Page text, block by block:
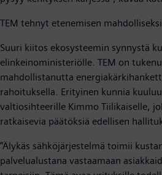
TEM tehnyt etenemisen mahdolliseksi
Suuri kiitos ekosysteemin synnystä
elinkeinoministeriölle. TEM on
mahdollistanutta
rahoituksella. Erityinen kunnia
valtiosihteerille Kimmo Tiilikaiselle,
ratkaisevia päätöksiä edellisen
”Älykäs sähköjärjestelmä toimii
palvelualustana vastaamaan